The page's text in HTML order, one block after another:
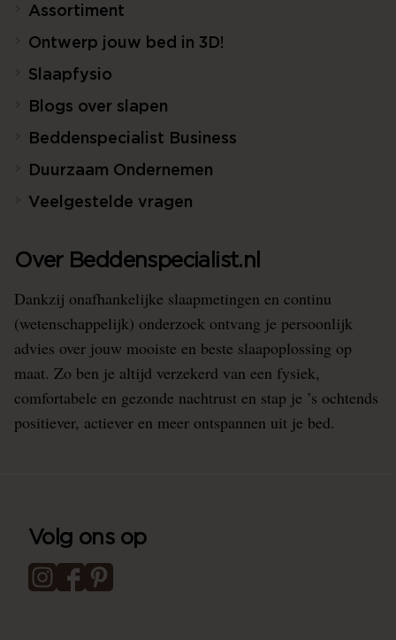
Assortiment
Ontwerp jouw bed in 3D!
Slaapfysio
Blogs over slapen
Beddenspecialist Business
Duurzaam Ondernemen
Veelgestelde vragen
Over Beddenspecialist.nl
Dankzij onafhankelijke slaapmetingen en continu
(wetenschappelijk) onderzoek ontvang je persoonlijk
advies over jouw mooiste en beste slaapoplossing op
maat. Zo ben je altijd verzekerd van een fysiek,
comfortabele en gezonde nachtrust en stap je ’s ochtends
positiever, actiever en meer ontspannen uit je bed.
Volg ons op